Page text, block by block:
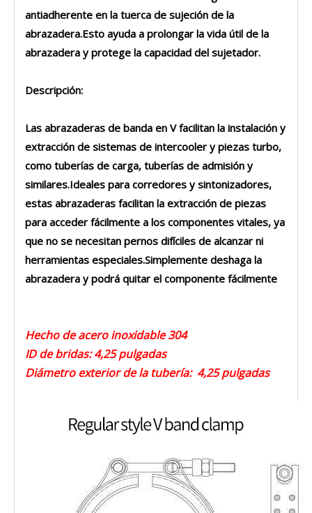
antiadherente en la tuerca de sujeción de la
abrazadera.Esto ayuda a prolongar la vida útil de la
abrazadera y protege la capacidad del sujetador.
Descripción:
Las abrazaderas de banda en V facilitan la instalación y
extracción de sistemas de intercooler y piezas turbo,
como tuberías de carga, tuberías de admisión y
similares.Ideales para corredores y sintonizadores,
estas abrazaderas facilitan la extracción de piezas
para acceder fácilmente a los componentes vitales, ya
que no se necesitan pernos difíciles de alcanzar ni
herramientas especiales.Simplemente deshaga la
abrazadera y podrá quitar el componente fácilmente
Hecho de acero inoxidable 304
ID de bridas: 4,25 pulgadas
Diámetro exterior de la tubería: 4,25 pulgadas